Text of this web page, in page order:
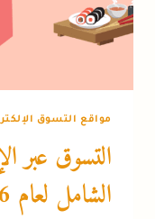
مواقع التسوق
التسوق عبر
الشامل لعام 2026